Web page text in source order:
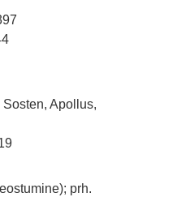
Apollus,
prh.